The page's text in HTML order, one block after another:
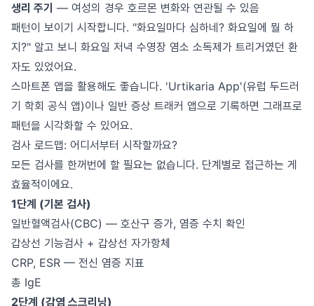
생리 주기 — 여성의 경우 호르몬 변화와 연관될 수 있음
패턴이 보이기 시작합니다. "화요일마다 심하네? 화요일에 뭘 하
지?" 알고 보니 화요일 저녁 수영장 염소 소독제가 트리거였던 환
자도 있었어요.
스마트폰 앱을 활용해도 좋습니다. 'Urtikaria App'(유럽 두드러
기 학회 공식 앱)이나 일반 증상 트래커 앱으로 기록하면 그래프로
패턴을 시각화할 수 있어요.
검사 로드맵: 어디서부터 시작할까요?
모든 검사를 한꺼번에 할 필요는 없습니다. 단계별로 접근하는 게
효율적이에요.
1단계 (기본 검사)
일반혈액검사(CBC) — 호산구 증가, 염증 수치 확인
갑상선 기능검사 + 갑상선 자가항체
CRP, ESR — 전신 염증 지표
총 IgE
2단계 (감염 스크리닝)